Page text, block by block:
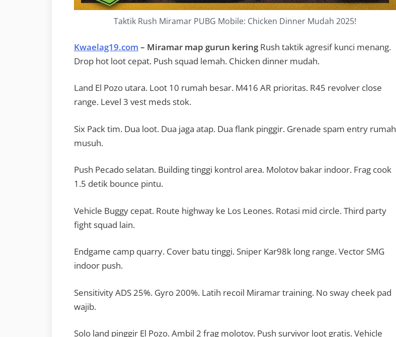
Taktik Rush Miramar PUBG Mobile: Chicken Dinner Mudah 2025!
Kwaelag19.com – Miramar map gurun kering Rush taktik agresif kunci menang.
Drop hot loot cepat. Push squad lemah. Chicken dinner mudah.
Land El Pozo utara. Loot 10 rumah besar. M416 AR prioritas. R45 revolver close
range. Level 3 vest meds stok.
Six Pack tim. Dua loot. Dua jaga atap. Dua flank pinggir. Grenade spam entry rumah
musuh.
Push Pecado selatan. Building tinggi kontrol area. Molotov bakar indoor. Frag cook
1.5 detik bounce pintu.
Vehicle Buggy cepat. Route highway ke Los Leones. Rotasi mid circle. Third party
fight squad lain.
Endgame camp quarry. Cover batu tinggi. Sniper Kar98k long range. Vector SMG
indoor push.
Sensitivity ADS 25%. Gyro 200%. Latih recoil Miramar training. No sway cheek pad
wajib.
Solo land pinggir El Pozo. Ambil 2 frag molotov. Push survivor loot gratis. Vehicle